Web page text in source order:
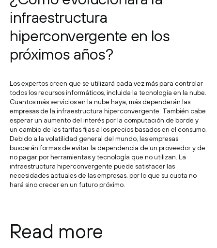
infraestructura
hiperconvergente en los
próximos años?
Los expertos creen que se utilizará cada vez más para controlar
todos los recursos informáticos, incluida la tecnología en la nube.
Cuantos más servicios en la nube haya, más dependerán las
empresas de la infraestructura hiperconvergente. También cabe
esperar un aumento del interés por la computación de borde y
un cambio de las tarifas fijas a los precios basados en el consumo.
Debido a la volatilidad general del mundo, las empresas
buscarán formas de evitar la dependencia de un proveedor y de
no pagar por herramientas y tecnología que no utilizan. La
infraestructura hiperconvergente puede satisfacer las
necesidades actuales de las empresas, por lo que su cuota no
hará sino crecer en un futuro próximo.
Read more